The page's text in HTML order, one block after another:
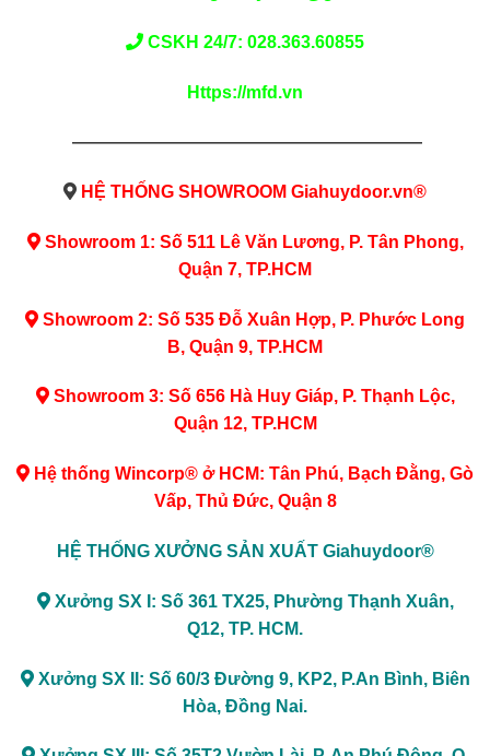
CSKH 24/7: 028.363.60855
Https://mfd.vn
————————————————————
HỆ THỐNG SHOWROOM Giahuydoor.vn®
Showroom 1: Số 511 Lê Văn Lương, P. Tân Phong,
Quận 7, TP.HCM
Showroom 2: Số 535 Đỗ Xuân Hợp, P. Phước Long
B, Quận 9, TP.HCM
Showroom 3: Số 656 Hà Huy Giáp, P. Thạnh Lộc,
Quận 12, TP.HCM
Hệ thống Wincorp® ở HCM: Tân Phú, Bạch Đằng, Gò
Vấp, Thủ Đức, Quận 8
HỆ THỐNG XƯỞNG SẢN XUẤT Giahuydoor®
Xưởng SX I: Số 361 TX25, Phường Thạnh Xuân,
Q12, TP. HCM.
Xưởng SX II: Số 60/3 Đường 9, KP2, P.An Bình, Biên
Hòa, Đồng Nai.